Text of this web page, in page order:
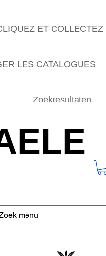
ET COLLECTEZ
LES CATALOGUES
Zoekresultaten